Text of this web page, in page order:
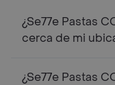
¿Se77e Pastas
cerca de mi
¿Se77e Pastas